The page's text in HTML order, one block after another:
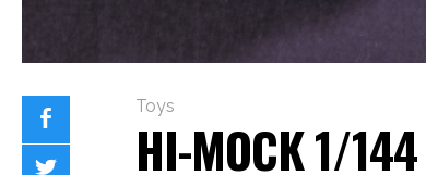
Toys
HI-MOCK 1/